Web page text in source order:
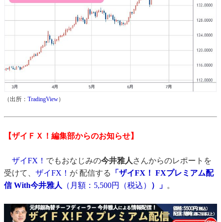
（出所： TradingView）
【ザイＦＸ！編集部からのお知らせ】
ザイFX！ でもおなじみの今井雅人 さんからのレポートを
受けて、 ザイFX！ が 配信する
「ザイFX！ FXプレミアム配
信 With今井雅人
（月額：5,500円（税込） ）」 。